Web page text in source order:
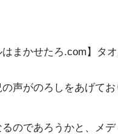
まかせたろ.com】タ
声がのろしをあげてお
のであろうかと、メ